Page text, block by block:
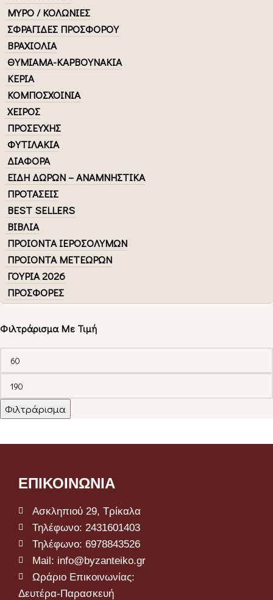
ΜΥΡΟ / ΚΟΛΩΝΙΕΣ
ΣΦΡΑΓΙΔΕΣ ΠΡΟΣΦΟΡΟΥ
ΒΡΑΧΙΟΛΙΑ
ΘΥΜΙΑΜΑ-ΚΑΡΒΟΥΝΑΚΙΑ
ΚΕΡΙΑ
ΚΟΜΠΟΣΧΟΙΝΙΑ
ΧΕΙΡΟΣ
ΠΡΟΣΕΥΧΗΣ
ΦΥΤΙΛΑΚΙΑ
ΔΙΑΦΟΡΑ
ΕΙΔΗ ΔΩΡΩΝ – ΑΝΑΜΝΗΣΤΙΚΑ
ΠΡΟΤΑΣΕΙΣ
BEST SELLERS
ΒΙΒΛΙΑ
ΠΡΟΙΟΝΤΑ ΙΕΡΟΣΟΛΥΜΩΝ
ΠΡΟΙΟΝΤΑ ΜΕΤΕΩΡΩΝ
ΓΟΥΡΙΑ 2026
ΠΡΟΣΦΟΡΕΣ
Φιλτράρισμα Με Τιμή
Φιλτράρισμα
ΕΠΙΚΟΙΝΩΝΙΑ
Ασκληπιού 29, Τρίκαλα
Τηλέφωνο: 2431601403
Τηλέφωνο: 6978843526
Mail: info@byzanteiko.gr
Ωράριο Επικοινωνίας:
Δευτέρα-Παρασκευή